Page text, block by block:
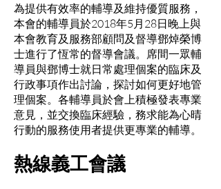
為提供有效率的輔導及維持優質服務，
本會的輔導員於2018年5月28日晚上與
本會教育及服務部顧問及督導鄧焯榮博
士進行了恆常的督導會議。席間一眾輔
導員與鄧博士就日常處理個案的臨床及
行政事項作出討論，探討如何更好地管
理個案。各輔導員於會上積極發表專業
意見，並交換臨床經驗，務求能為心晴
行動的服務使用者提供更專業的輔導。
熱線義工會議